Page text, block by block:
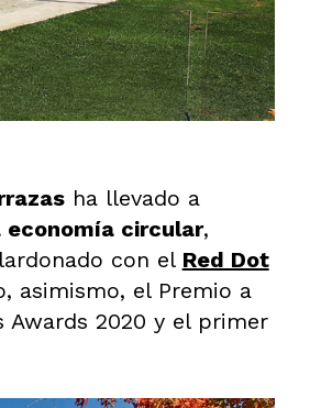
ha llevado a
economía circular,
con el Red Dot
asimismo, el Premio a
Awards 2020 y el primer